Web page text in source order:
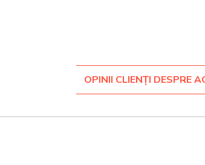
OPINII CLIENȚI DESPRE